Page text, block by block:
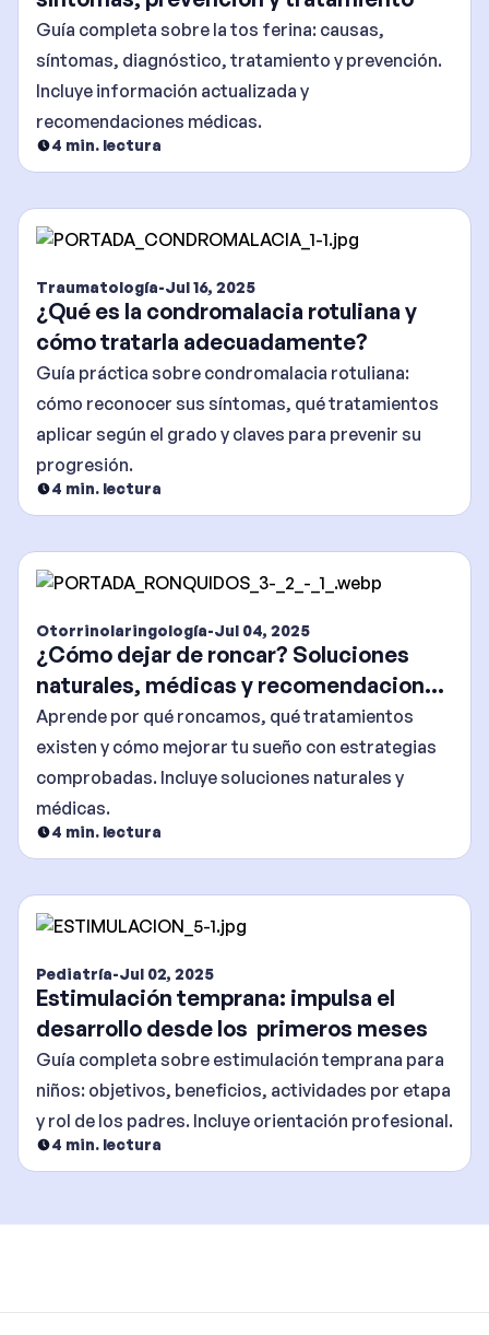
Guía completa sobre la tos ferina: causas,
síntomas, diagnóstico, tratamiento y prevención.
Incluye información actualizada y
recomendaciones médicas.
4 min. lectura
Traumatología-Jul 16, 2025
¿Qué es la condromalacia rotuliana y
cómo tratarla adecuadamente?
Guía práctica sobre condromalacia rotuliana:
cómo reconocer sus síntomas, qué tratamientos
aplicar según el grado y claves para prevenir su
progresión.
4 min. lectura
Otorrinolaringología-Jul 04, 2025
¿Cómo dejar de roncar? Soluciones
naturales, médicas y recomendaciones
efectivas
Aprende por qué roncamos, qué tratamientos
existen y cómo mejorar tu sueño con estrategias
comprobadas. Incluye soluciones naturales y
médicas.
4 min. lectura
Pediatría-Jul 02, 2025
Estimulación temprana: impulsa el
desarrollo desde los primeros meses
Guía completa sobre estimulación temprana para
niños: objetivos, beneficios, actividades por etapa
y rol de los padres. Incluye orientación profesional.
4 min. lectura